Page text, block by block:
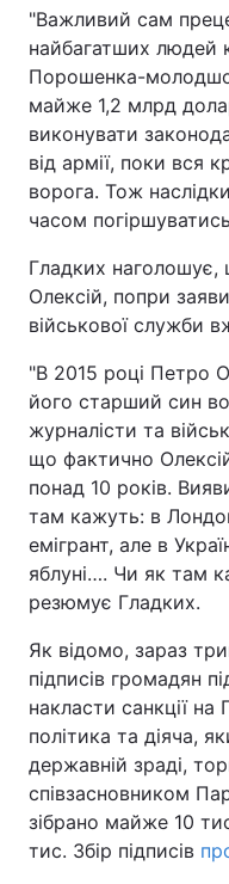
"Важливий сам
найбагатших людей
Порошенка-
майже 1,2 млрд
виконувати
від армії, поки вся
ворога. Тож
часом
Гладких
Олексій, попри
військової служби
"В 2015 році Петро
його старший син
журналісти та
що фактично
понад 10 років.
там кажуть: в
емігрант, але в
яблуні…. Чи як там
резюмує Гладких.
Як відомо, зараз
підписів громадян
накласти санкції
політика та діяча,
державній зраді,
співзасновником
зібрано майже 10
тис. Збір підписів